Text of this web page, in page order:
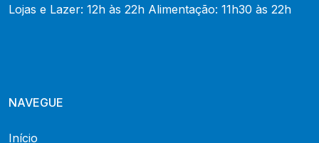
Lojas e Lazer: 12h às 22h Alimentação: 11h30 às 22h
NAVEGUE
Início